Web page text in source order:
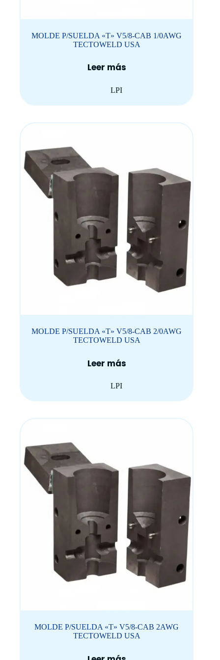
MOLDE P/SUELDA «T» V5/8-CAB 1/0AWG
TECTOWELD USA
Leer más
LPI
MOLDE P/SUELDA «T» V5/8-CAB 2/0AWG
TECTOWELD USA
Leer más
LPI
MOLDE P/SUELDA «T» V5/8-CAB 2AWG
TECTOWELD USA